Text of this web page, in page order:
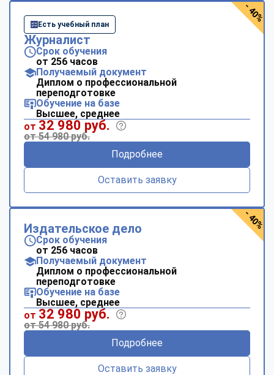
Есть учебный план
Журналист
Срок обучения
от 256 часов
Получаемый документ
Диплом о профессиональной
переподготовке
Обучение на базе
Высшее, среднее
от 32 980 руб.
от 54 980 руб.
Подробнее
Оставить заявку
- 40%
Издательское дело
Срок обучения
от 256 часов
Получаемый документ
Диплом о профессиональной
переподготовке
Обучение на базе
Высшее, среднее
от 32 980 руб.
от 54 980 руб.
Подробнее
Оставить заявку
- 40%